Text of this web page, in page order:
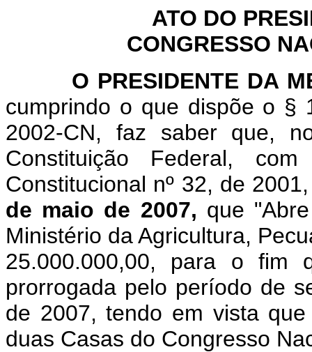
ATO DO
CONGRESSO
O PRESIDENTE DA
cumprindo o que dispõe o §
2002-CN, faz saber que,
Constituição Federal,
Constitucional nº 32, de
de maio de 2007, que "
Ministério da Agricultura,
25.000.000,00, para o fim
prorrogada pelo período de
de 2007, tendo em vista
duas Casas do Congresso